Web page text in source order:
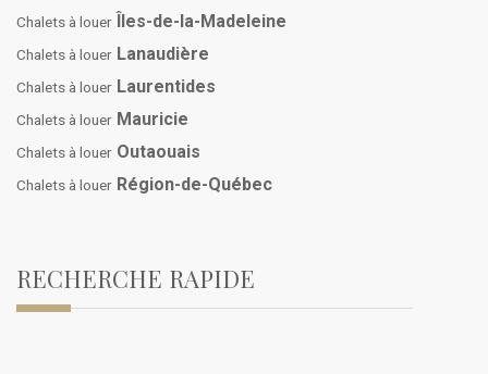
Chalets à louer Îles-de-la-Madeleine
Chalets à louer Lanaudière
Chalets à louer Laurentides
Chalets à louer Mauricie
Chalets à louer Outaouais
Chalets à louer Région-de-Québec
RECHERCHE RAPIDE